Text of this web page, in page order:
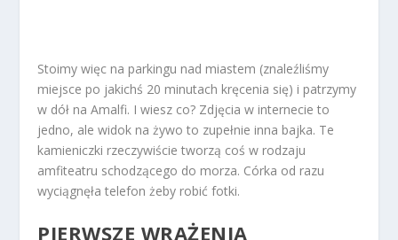
Stoimy więc na parkingu nad miastem (znaleźliśmy
miejsce po jakichś 20 minutach kręcenia się) i patrzymy
w dół na Amalfi. I wiesz co? Zdjęcia w internecie to
jedno, ale widok na żywo to zupełnie inna bajka. Te
kamieniczki rzeczywiście tworzą coś w rodzaju
amfiteatru schodzącego do morza. Córka od razu
wyciągnęła telefon żeby robić fotki.
PIERWSZE WRAŻENIA